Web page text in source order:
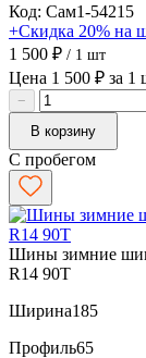
Код: Сам1-54215
+Скидка 20% на
1 500 ₽ / 1 шт
Цена 1 500 ₽ за 1
−
В корзину
С пробегом
Шины зимние
R14 90T
Ширина185
Профиль65